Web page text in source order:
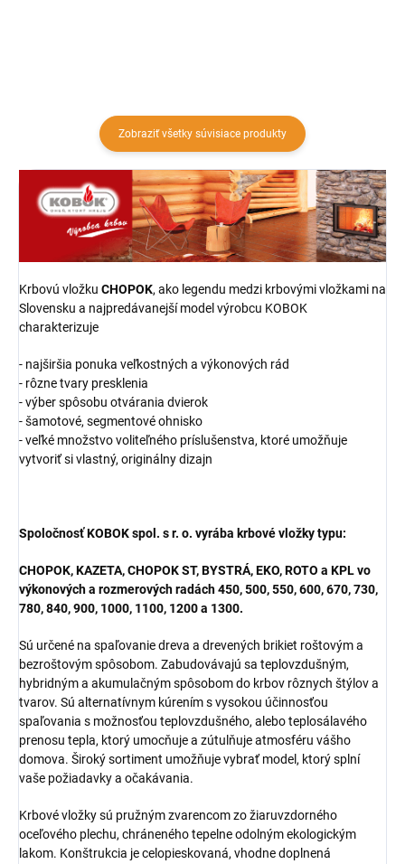
Zobraziť všetky súvisiace produkty
Krbovú vložku CHOPOK, ako legendu medzi krbovými vložkami na
Slovensku a najpredávanejší model výrobcu KOBOK
charakterizuje
- najširšia ponuka veľkostných a výkonových rád
- rôzne tvary presklenia
- výber spôsobu otvárania dvierok
- šamotové, segmentové ohnisko
- veľké množstvo voliteľného príslušenstva, ktoré umožňuje
vytvoriť sivlastný, originálny dizajn
Spoločnosť KOBOK spol. s r. o. vyrába krbové vložky typu:
CHOPOK, KAZETA, CHOPOK ST, BYSTRÁ, EKO, ROTO a KPL vo
výkonových a rozmerových radách 450, 500, 550, 600, 670, 730,
780, 840, 900, 1000, 1100, 1200 a 1300.
Sú určené na spaľovanie dreva a drevených brikiet roštovým a
bezroštovým spôsobom. Zabudovávajú sa teplovzdušným,
hybridným a akumulačným spôsobom do krbov rôznych štýlov a
tvarov. Sú alternatívnym kúrením s vysokou účinnosťou
spaľovania s možnosťou teplovzdušného, alebo teplosálavého
prenosu tepla, ktorý umocňuje a zútulňuje atmosféru vášho
domova. Široký sortiment umožňuje vybrať model, ktorý splní
vaše požiadavky a očakávania.
Krbové vložky sú pružným zvarencom zo žiaruvzdorného
oceľového plechu, chráneného tepelne odolným ekologickým
lakom. Konštrukcia je celopieskovaná, vhodne doplnená